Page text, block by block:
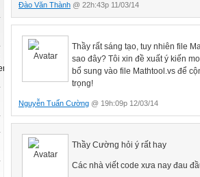
show/entry_id/10207719/cm_id/
Đào Văn Thành @ 22h:43p 11/03/14
Thầy rất sáng tạo, tuy nhiên file
sao đây? Tôi xin đề xuất ý kiến
bổ sung vào file Mathtool.vs để
trọng!
Nguyễn Tuấn Cường @ 19h:09p 12/03/14
Thầy Cường hỏi ý rất hay
Các nhà viết code xưa nay đau